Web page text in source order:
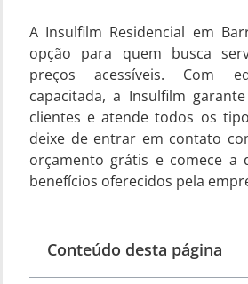
A Insulfilm Residencial em
opção para quem busca
preços acessíveis. Com
capacitada, a Insulfilm
clientes e atende todos os
deixe de entrar em contato
orçamento grátis e comece a
benefícios oferecidos pela
Conteúdo desta página